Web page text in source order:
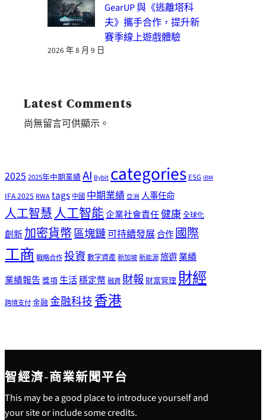
GearUP 與《逃離塔科
夫》攜手合作，提升新
賽季線上遊戲體驗
2026 年 8 月 9 日
Latest Comments
尚無留言可供顯示。
2025 2025年中期業績AI Bybitcategories ESG IBM
IFA 2025 RWAtags 中國 中期業績 亞洲 人事任命
人工智慧人工智能企業社會責任健康全球化
創新加密貨幣區塊鏈可持續發展合作國際
工商 戰略合作投資數字資產新加坡新能源旅遊業績
業績報告 獎項生活穩定幣融資 財報 財富管理 財經
跨境支付金融 金融科技 香港
智經濟-商業新聞平台
This may be a good place to introduce yourself and
your site or include some credits.